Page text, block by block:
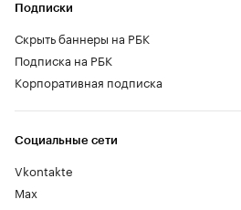
Социальные сети
Vkontakte
Max
Подписки
Скрыть баннеры на РБК
Подписка на РБК
Корпоративная подписка